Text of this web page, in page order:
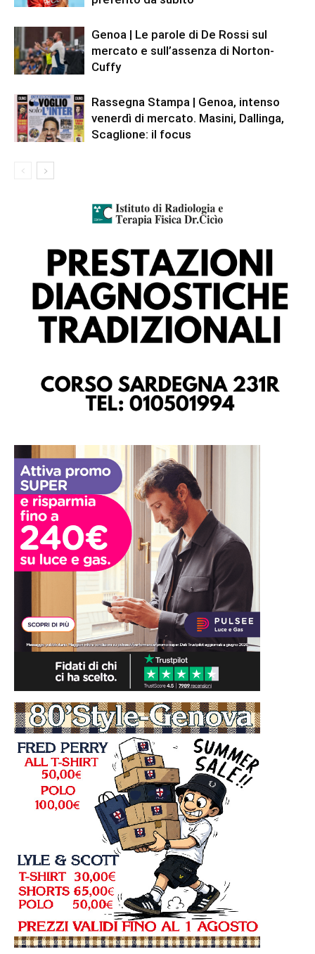
Genoa | Le parole di De Rossi sul
mercato e sull’assenza di Norton-
Cuffy
Rassegna Stampa | Genoa, intenso
venerdì di mercato. Masini, Dallinga,
Scaglione: il focus